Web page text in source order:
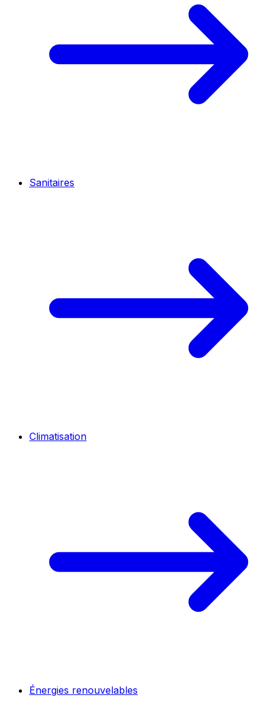
Sanitaires
Climatisation
Énergies renouvelables